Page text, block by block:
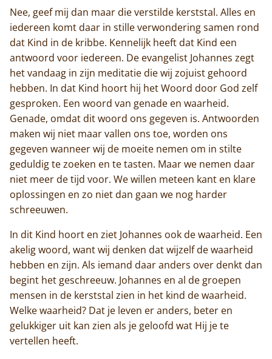
Home
Trappisten
Nee, geef mij dan maar die verstilde kerststal. Alles en
iedereen komt daar in stille verwondering samen rond
dat Kind in de kribbe. Kennelijk heeft dat Kind een
antwoord voor iedereen. De evangelist Johannes zegt
het vandaag in zijn meditatie die wij zojuist gehoord
hebben. In dat Kind hoort hij het Woord door God zelf
gesproken. Een woord van genade en waarheid.
Genade, omdat dit woord ons gegeven is. Antwoorden
maken wij niet maar vallen ons toe, worden ons
gegeven wanneer wij de moeite nemen om in stilte
geduldig te zoeken en te tasten. Maar we nemen daar
niet meer de tijd voor. We willen meteen kant en klare
oplossingen en zo niet dan gaan we nog harder
schreeuwen.
In dit Kind hoort en ziet Johannes ook de waarheid. Een
akelig woord, want wij denken dat wijzelf de waarheid
hebben en zijn. Als iemand daar anders over denkt dan
begint het geschreeuw. Johannes en al de groepen
mensen in de kerststal zien in het kind de waarheid.
Welke waarheid? Dat je leven er anders, beter en
gelukkiger uit kan zien als je geloofd wat Hij je te
vertellen heeft.